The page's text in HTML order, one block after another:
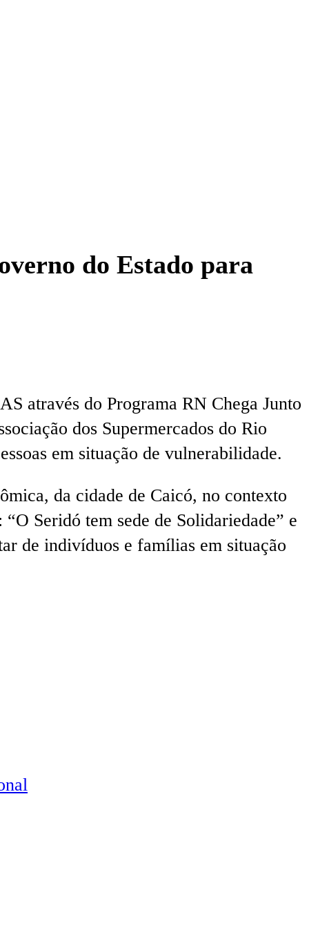
do Estado para
através do Programa RN Chega Junto
dos Supermercados do Rio
em situação de vulnerabilidade.
da cidade de Caicó, no contexto
Seridó tem sede de Solidariedade” e
de indivíduos e famílias em situação